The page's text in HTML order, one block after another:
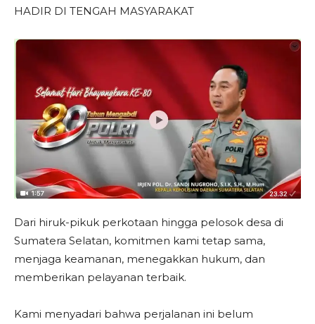
HADIR DI TENGAH MASYARAKAT
Dari hiruk-pikuk perkotaan hingga pelosok desa di
Sumatera Selatan, komitmen kami tetap sama,
menjaga keamanan, menegakkan hukum, dan
memberikan pelayanan terbaik.
Kami menyadari bahwa perjalanan ini belum